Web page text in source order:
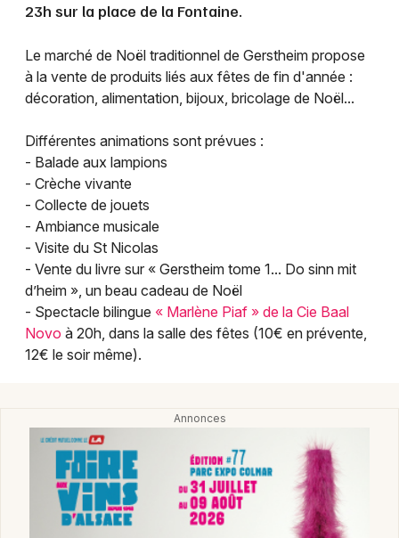
Foires & salons
Spectacles
Concerts
Sports
Soirées
Sorties famille
Expos
Sorties & loisirs
Marché de Noël dans le Bas-Rhin
Marché de Noël dans le Grand Est
Nantes
Nice
Paris
Strasbourg
Toulouse
Toutes les villes
23h sur la place de la Fontaine.
Le marché de Noël traditionnel de Gerstheim propose
à la vente de produits liés aux fêtes de fin d'année :
décoration, alimentation, bijoux, bricolage de Noël...
Différentes animations sont prévues :
- Balade aux lampions
- Crèche vivante
- Collecte de jouets
- Ambiance musicale
- Visite du St Nicolas
- Vente du livre sur « Gerstheim tome 1... Do sinn mit
d’heim », un beau cadeau de Noël
- Spectacle bilingue « Marlène Piaf » de la Cie Baal
Novo à 20h, dans la salle des fêtes (10€ en prévente,
12€ le soir même).